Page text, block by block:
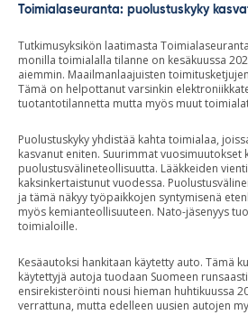
Toimialaseuranta: puolustuskyky
Tutkimusyksikön laatimasta
monilla toimialalla tilanne on kesäkuussa
aiemmin. Maailmanlaajuisten
Tämä on helpottanut varsinkin
tuotantotilannetta mutta myös muut
Puolustuskyky yhdistää kahta toimialaa,
kasvanut eniten. Suurimmat vuosimuutokset
puolustusvälineteollisuutta. Lääkkeiden
kaksinkertaistunut vuodessa.
ja tämä näkyy työpaikkojen syntymisenä
myös kemianteollisuuteen. Nato-jäsenyys
toimialoille.
Kesäautoksi hankitaan käytetty auto. Tämä
käytettyjä autoja tuodaan Suomeen
ensirekisteröinti nousi hieman huhtikuussa
verrattuna, mutta edelleen uusien autojen